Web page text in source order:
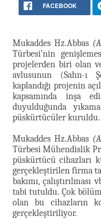
FACEBOOK
Mukaddes Hz.Abbas
Türbesi’nin
projelerden biri olan
avlusunun (Sahn-ı
kaplandığı projenin
kapsamında inşa
duyulduğunda
püskürtücüler kuruldu.
Mukaddes Hz.Abbas
Türbesi Mühendislik
püskürtücü cihazları
gerçekleştirilen firma
bakımı,
tabi tutuldu. Çok
olan bu cihazların
gerçekleştiriliyor.